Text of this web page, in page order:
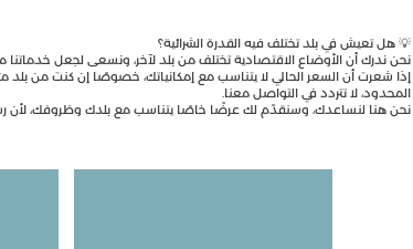
💡 هل تعيش في بلد تختلف فيه القدرة الشرائية؟
نحن ندرك أن الأوضاع الاقتصادية تختلف من بلد لآخر، ونسعى لجعل
إذا شعرت أن السعر الحالي لا يتناسب مع إمكانياتك، خصوصًا إن كنت من بلد
المحدود، لا تتردد في التواصل معنا.
نحن هنا لنساعدك، وسنقدّم لك عرضًا خاصًا يتناسب مع بلدك وظروفك، لأن